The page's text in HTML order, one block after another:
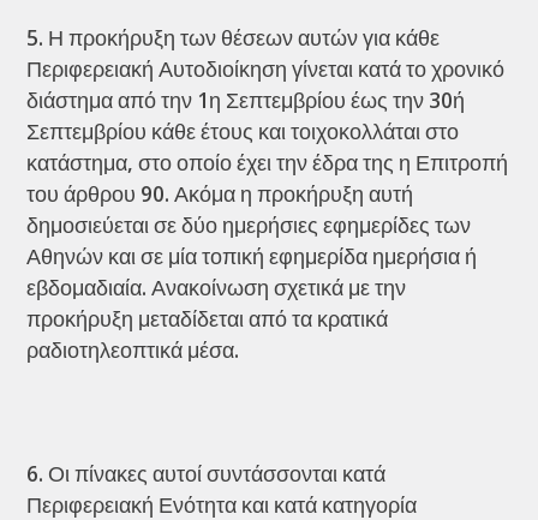
Η προκήρυξη των θέσεων αυτών για κάθε
Περιφερειακή Αυτοδιοίκηση γίνεται κατά το χρονικό
διάστημα από την 1η Σεπτεμβρίου έως την 30ή
Σεπτεμβρίου κάθε έτους και τοιχοκολλάται στο
κατάστημα, στο οποίο έχει την έδρα της η Επιτροπή
του άρθρου 90. Ακόμα η προκήρυξη αυτή
δημοσιεύεται σε δύο ημερήσιες εφημερίδες των
Αθηνών και σε μία τοπική εφημερίδα ημερήσια ή
εβδομαδιαία. Ανακοίνωση σχετικά με την
προκήρυξη μεταδίδεται από τα κρατικά
ραδιοτηλεοπτικά μέσα.
Οι πίνακες αυτοί συντάσσονται κατά
Περιφερειακή Ενότητα και κατά κατηγορία